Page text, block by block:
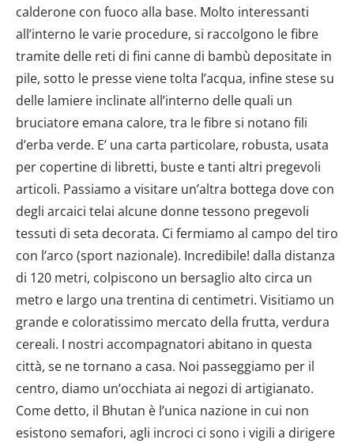
calderone con fuoco alla base. Molto interessanti
all’interno le varie procedure, si raccolgono le fibre
tramite delle reti di fini canne di bambù depositate in
pile, sotto le presse viene tolta l’acqua, infine stese su
delle lamiere inclinate all’interno delle quali un
bruciatore emana calore, tra le fibre si notano fili
d’erba verde. E’ una carta particolare, robusta, usata
per copertine di libretti, buste e tanti altri pregevoli
articoli. Passiamo a visitare un’altra bottega dove con
degli arcaici telai alcune donne tessono pregevoli
tessuti di seta decorata. Ci fermiamo al campo del tiro
con l’arco (sport nazionale). Incredibile! dalla distanza
di 120 metri, colpiscono un bersaglio alto circa un
metro e largo una trentina di centimetri. Visitiamo un
grande e coloratissimo mercato della frutta, verdura
cereali. I nostri accompagnatori abitano in questa
città, se ne tornano a casa. Noi passeggiamo per il
centro, diamo un’occhiata ai negozi di artigianato.
Come detto, il Bhutan è l’unica nazione in cui non
esistono semafori, agli incroci ci sono i vigili a dirigere